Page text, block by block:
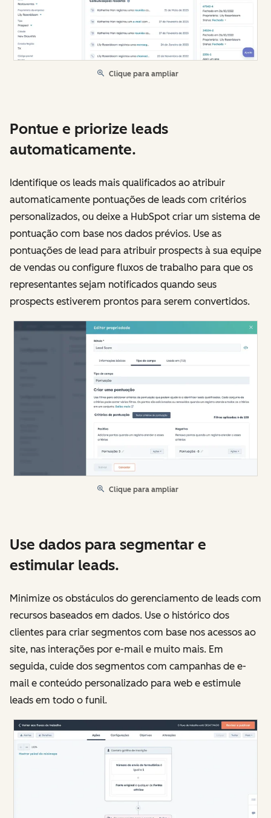
Clique para ampliar
Pontue e priorize leads
automaticamente.
Identifique os leads mais qualificados ao atribuir
automaticamente pontuações de leads com critérios
personalizados, ou deixe a HubSpot criar um sistema de
pontuação com base nos dados prévios. Use as
pontuações de lead para atribuir prospects à sua equipe
de vendas ou configure fluxos de trabalho para que os
representantes sejam notificados quando seus
prospects estiverem prontos para serem convertidos.
Clique para ampliar
Use dados para segmentar e
estimular leads.
Minimize os obstáculos do gerenciamento de leads com
recursos baseados em dados. Use o histórico dos
clientes para criar segmentos com base nos acessos ao
site, nas interações por e-mail e muito mais. Em
seguida, cuide dos segmentos com campanhas de e-
mail e conteúdo personalizado para web e estimule
leads em todo o funil.